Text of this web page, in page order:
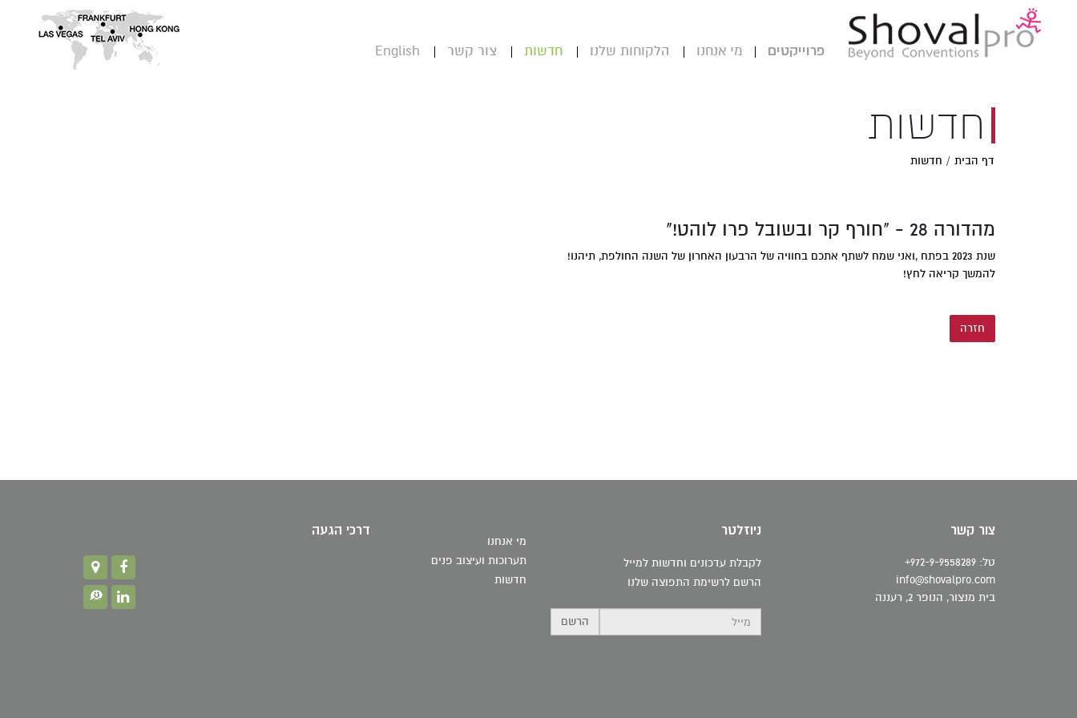
פרוייקטים מי אנחנו הלקוחות שלנו חדשות צור קשר English
חדשות
דף הבית חדשות
מהדורה 28 - "חורף קר ובשובל פרו לוהט!"
שנת 2023 בפתח ,ואני שמח לשתף אתכם בחוויה של הרבעון האחרון של השנה החולפת, תיהנו!
להמשך קריאה לחץ!
חזרה
צור קשר
טל: 972-9-9558289+
info@shovalpro.com
בית מנצור, הנופר 2, רעננה
ניוזלטר
לקבלת עדכונים וחדשות למייל
הרשם לרשימת התפוצה שלנו
הרשם
מי אנחנו
תערוכות ועיצוב פנים
חדשות
דרכי הגעה